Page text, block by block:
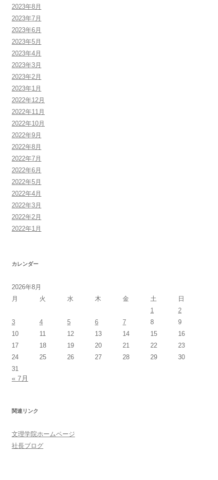
2023年8月
2023年7月
2023年6月
2023年5月
2023年4月
2023年3月
2023年2月
2023年1月
2022年12月
2022年11月
2022年10月
2022年9月
2022年8月
2022年7月
2022年6月
2022年5月
2022年4月
2022年3月
2022年2月
2022年1月
カレンダー
2026年8月
月
火 水 木 金 土
日
1
2
3
4 5 6 7 8
9
10
11 12 13 14 15
16
17
18 19 20 21 22
23
24
25 26 27 28 29
30
31
« 7月
関連リンク
文理学院ホームページ
社長ブログ